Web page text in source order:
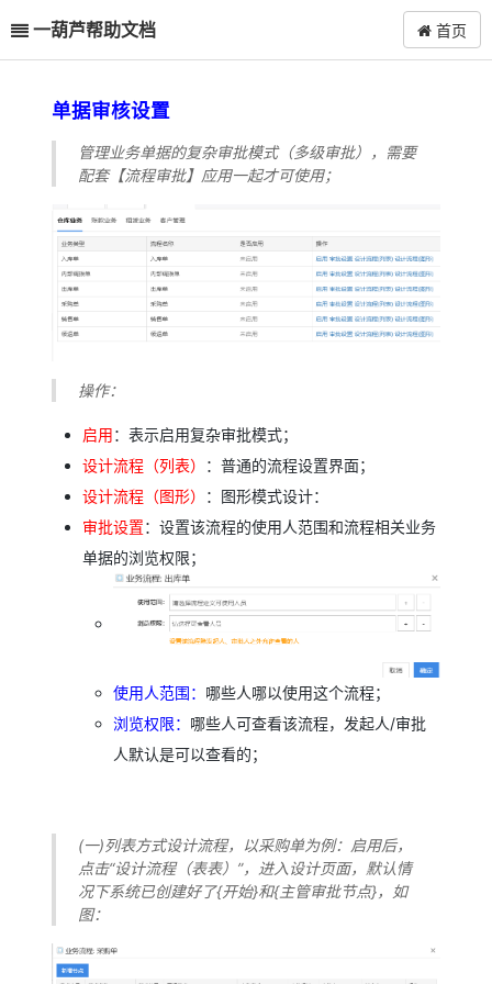
一葫芦帮助文档 首页
单据审核设置
管理业务单据的复杂审批模式（多级审批），需要
配套【流程审批】应用一起才可使用；
操作：
启用：表示启用复杂审批模式；
设计流程（列表） ：普通的流程设置界面；
设计流程（图形） ：图形模式设计：
审批设置：设置该流程的使用人范围和流程相关业务
单据的浏览权限；
使用人范围： 哪些人哪以使用这个流程；
浏览权限： 哪些人可查看该流程，发起人/审批
人默认是可以查看的；
(一)列表方式设计流程，以采购单为例：启用后，
点击“设计流程（表表）”，进入设计页面，默认情
况下系统已创建好了{开始}和{主管审批节点}，如
图：